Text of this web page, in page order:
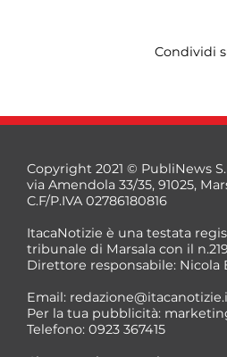
Condividi
Copyright 2021 © PubliNews
via Amendola 33/35, 91025,
C.F/P.IVA 02786180816
ItacaNotizie è una testata
tribunale di Marsala con il n.219
Direttore responsabile: Nicola
Email:
Per la tua pubblicità:
Telefono: 0923 367415